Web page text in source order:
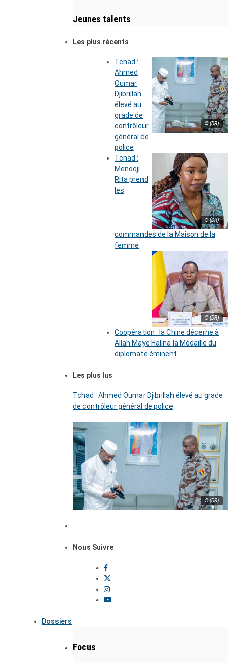
Jeunes talents
Les plus récents
© (DR)
Tchad :
Ahmed
Oumar
Djibrillah
élevé au
grade de
contrôleur
général de
police
© (DR)
Tchad :
Menodji
Rita prend
les
commandes de la Maison de la
femme
© (DR)
Coopération : la Chine décerne à
Allah Maye Halina la Médaille du
diplomate éminent
Les plus lus
Tchad : Ahmed Oumar Djibrillah élevé au grade
de contrôleur général de police
© (DR)
Nous Suivre
Dossiers
Focus